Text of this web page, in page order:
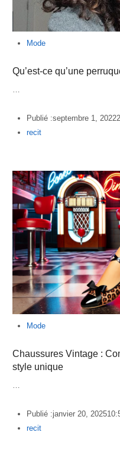
Mode
Qu’est-ce qu’une
Publié :septembre 1, 2022
Author
recit
Mode
Chaussures Vintage :
style unique
Publié :janvier 20, 2025
Author
recit